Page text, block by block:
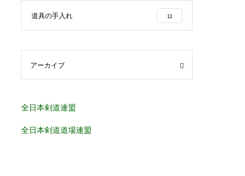
道具の手入れ 11
アーカイブ
全日本剣道連盟
全日本剣道道場連盟